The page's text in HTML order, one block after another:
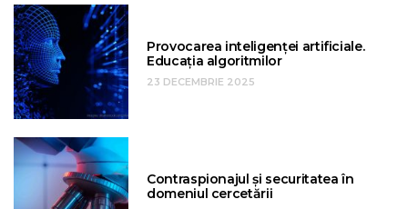
Provocarea inteligenței artificiale.
Educația algoritmilor
23 DECEMBRIE 2025
Contraspionajul și securitatea în
domeniul cercetării